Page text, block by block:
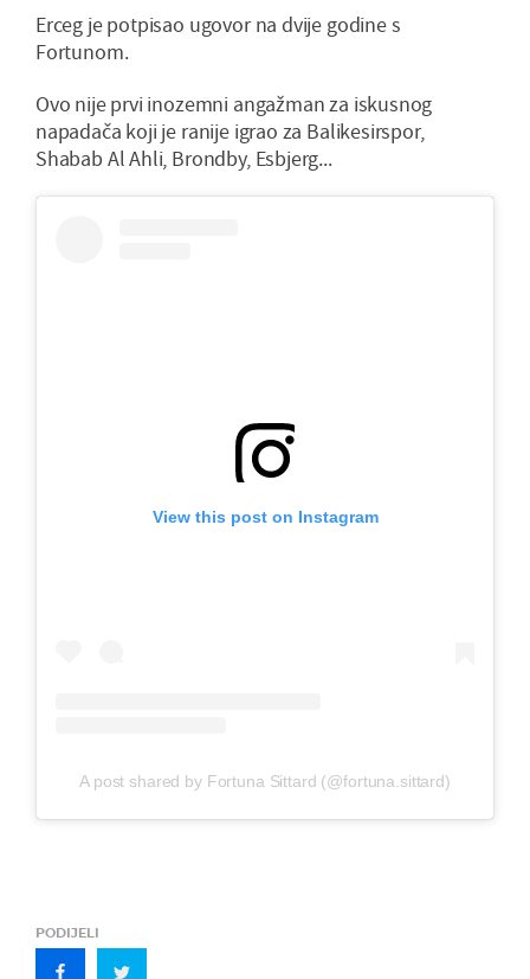
Erceg je potpisao ugovor na dvije godine s
Fortunom.
Ovo nije prvi inozemni angažman za iskusnog
napadača koji je ranije igrao za Balikesirspor,
Shabab Al Ahli, Brondby, Esbjerg...
View this post on Instagram
A post shared by Fortuna Sittard (@fortuna.sittard)
PODIJELI